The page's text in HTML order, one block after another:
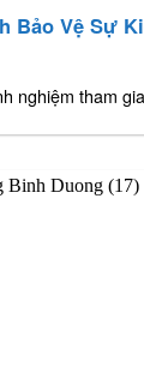
Bảo Vệ Sự
nghiệm tham